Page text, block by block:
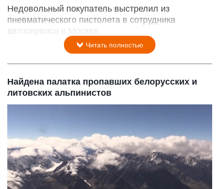
Недовольный покупатель выстрелил из
пневматического пистолета в сотрудника
автосервиса в Москве.
Читать полностью
Найдена палатка пропавших белорусских и
литовских альпинистов